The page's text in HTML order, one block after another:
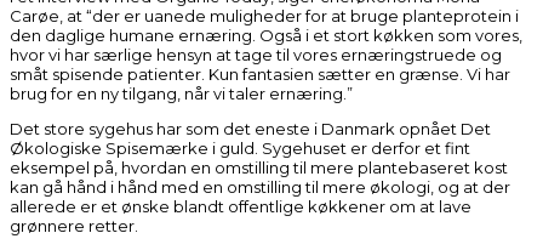
Carøe, at “der er uanede muligheder for at bruge planteprotein i
den daglige humane ernæring. Også i et stort køkken som vores,
hvor vi har særlige hensyn at tage til vores ernæringstruede og
småt spisende patienter. Kun fantasien sætter en grænse. Vi har
brug for en ny tilgang, når vi taler ernæring.”
Det store sygehus har som det eneste i Danmark opnået Det
Økologiske Spisemærke i guld. Sygehuset er derfor et fint
eksempel på, hvordan en omstilling til mere plantebaseret kost
kan gå hånd i hånd med en omstilling til mere økologi, og at der
allerede er et ønske blandt offentlige køkkener om at lave
grønnere retter.